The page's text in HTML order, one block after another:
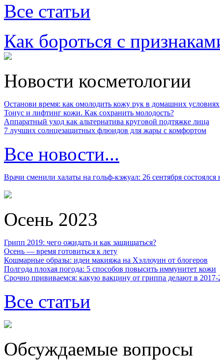
Все статьи
Как бороться с
Новости косметологии
Останови время: как омолодить кожу рук в домашних условиях
Тонус и лифтинг кожи. Как сохранить молодость?
Аппаратный уход как альтернатива круговой подтяжке лица
7 лучших солнцезащитных флюидов для жары с комфортом
Все новости...
Врачи сменили халаты на гольф-кэжуал: 26 сентября
Осень 2023
Грипп 2019: чего ожидать и как защищаться?
Осень — время готовиться к лету
Кошмарные образы: идеи макияжа на Хэллоуин от блогеров
Полгода плохая погода: 5 способов повысить иммунитет кожи
Срочно прививаемся: какую вакцину от гриппа делают в 2017-
Все статьи
Обсуждаемые вопросы